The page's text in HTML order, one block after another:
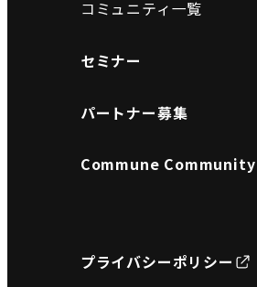
コミュニティ一覧
セミナー
パートナー募集
Commune
プライバシーポリシー